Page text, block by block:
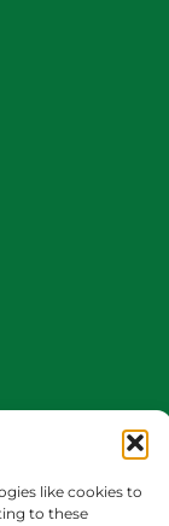
like cookies to
to these